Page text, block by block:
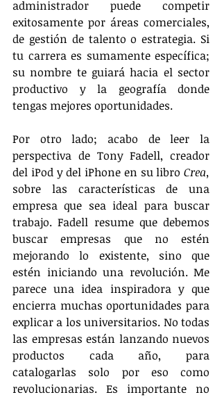
administrador puede competir
exitosamente por áreas comerciales,
de gestión de talento o estrategia. Si
tu carrera es sumamente específica;
su nombre te guiará hacia el sector
productivo y la geografía donde
tengas mejores oportunidades.
Por otro lado; acabo de leer la
perspectiva de Tony Fadell, creador
del iPod y del iPhone en su libro Crea,
sobre las características de una
empresa que sea ideal para buscar
trabajo. Fadell resume que debemos
buscar empresas que no estén
mejorando lo existente, sino que
estén iniciando una revolución. Me
parece una idea inspiradora y que
encierra muchas oportunidades para
explicar a los universitarios. No todas
las empresas están lanzando nuevos
productos cada año, para
catalogarlas solo por eso como
revolucionarias. Es importante no